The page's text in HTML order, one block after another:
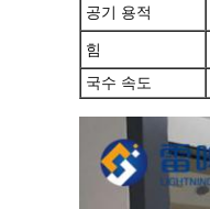
공기 용적
힘
국수 속도